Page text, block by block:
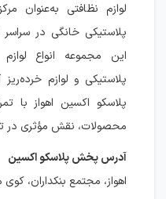
لوازم نظافتی به‌عنوان
پلاستیکی خانگی در
این مجموعه انواع
پلاستیکی و لوازم
پلاسکو اکسین اهواز با
محصولات، نقش مؤثری در
آدرس پخش پلاسکو اکسین
اهواز، مجتمع بنکداران، کوی